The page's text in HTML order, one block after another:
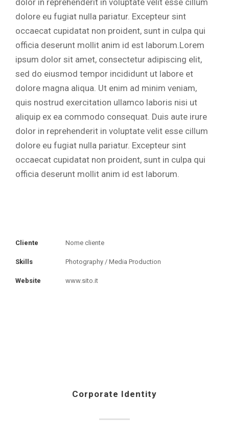
dolor in reprehenderit in voluptate velit esse cillum
dolore eu fugiat nulla pariatur. Excepteur sint
occaecat cupidatat non proident, sunt in culpa qui
officia deserunt mollit anim id est laborum.Lorem
ipsum dolor sit amet, consectetur adipiscing elit,
sed do eiusmod tempor incididunt ut labore et
dolore magna aliqua. Ut enim ad minim veniam,
quis nostrud exercitation ullamco laboris nisi ut
aliquip ex ea commodo consequat. Duis aute irure
dolor in reprehenderit in voluptate velit esse cillum
dolore eu fugiat nulla pariatur. Excepteur sint
occaecat cupidatat non proident, sunt in culpa qui
officia deserunt mollit anim id est laborum.
Cliente Nome cliente
Skills Photography / Media Production
Website www.sito.it
Corporate Identity